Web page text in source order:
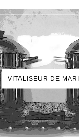
VITALISEUR DE